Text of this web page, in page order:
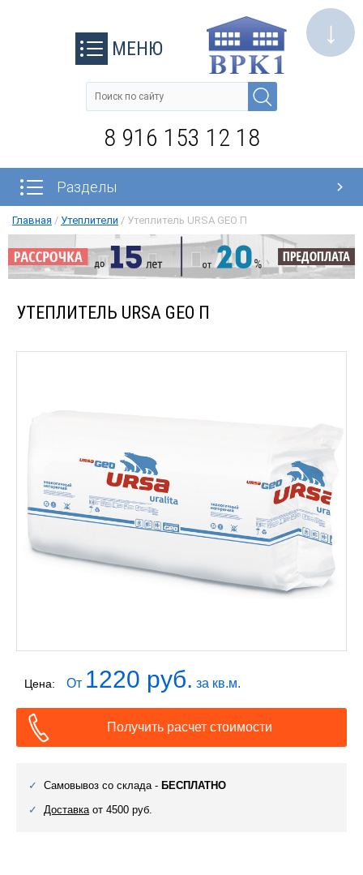
↓
МЕНЮ
8 916 153 12 18
Разделы
Главная / Утеплители / Утеплитель URSA GEO П
УТЕПЛИТЕЛЬ URSA GEO П
Цена: От 1220 руб. за кв.м.
Получить расчет стоимости
Самовывоз со склада - БЕСПЛАТНО
Доставкаот 4500 руб.